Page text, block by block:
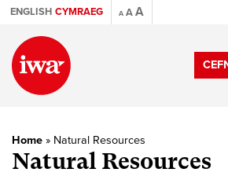
ENGLISH CYMRAEG A AA
Home » Natural Resources
Natural Resources